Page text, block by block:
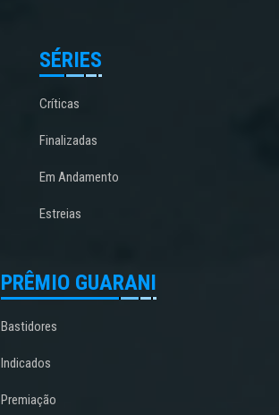
SÉRIES
Críticas
Finalizadas
Em Andamento
Estreias
PRÊMIO GUARANI
Bastidores
Indicados
Premiação